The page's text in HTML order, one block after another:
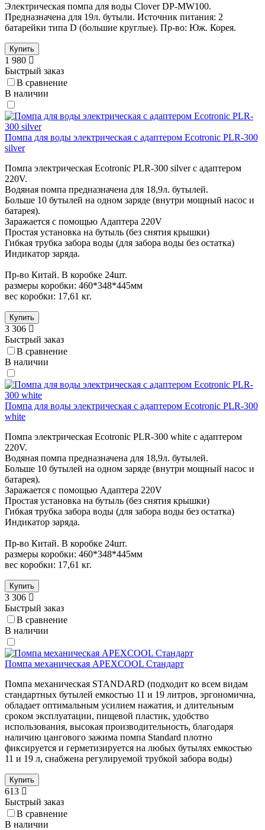
Электрическая помпа для воды Clover DP-MW100.
Предназначена для 19л. бутыли. Источник питания: 2
батарейки типа D (большие круглые). Пр-во: Юж. Корея.
Купить
1 980
Быстрый заказ
В сравнение
В наличии
Помпа для воды электрическая с адаптером Ecotronic PLR-300
silver
Помпа электрическая Ecotronic PLR-300 silver с адаптером
220V.
Водяная помпа предназначена для 18,9л. бутылей.
Больше 10 бутылей на одном заряде (внутри мощный насос и
батарея).
Заражается с помощью Адаптера 220V
Простая установка на бутыль (без снятия крышки)
Гибкая трубка забора воды (для забора воды без остатка)
Индикатор заряда.
Пр-во Китай. В коробке 24шт.
размеры коробки: 460*348*445мм
вес коробки: 17,61 кг.
Купить
3 306
Быстрый заказ
В сравнение
В наличии
Помпа для воды электрическая с адаптером Ecotronic PLR-300
white
Помпа электрическая Ecotronic PLR-300 white с адаптером
220V.
Водяная помпа предназначена для 18,9л. бутылей.
Больше 10 бутылей на одном заряде (внутри мощный насос и
батарея).
Заражается с помощью Адаптера 220V
Простая установка на бутыль (без снятия крышки)
Гибкая трубка забора воды (для забора воды без остатка)
Индикатор заряда.
Пр-во Китай. В коробке 24шт.
размеры коробки: 460*348*445мм
вес коробки: 17,61 кг.
Купить
3 306
Быстрый заказ
В сравнение
В наличии
Помпа механическая APEXCOOL Стандарт
Помпа механическая STANDARD (подходит ко всем видам
стандартных бутылей емкостью 11 и 19 литров, эргономична,
обладает оптимальным усилием нажатия, и длительным
сроком эксплуатации, пищевой пластик, удобство
использования, высокая производительность, благодаря
наличию цангового зажима помпа Standard плотно
фиксируется и герметизируется на любых бутылях емкостью
11 и 19 л, снабжена регулируемой трубкой забора воды)
Купить
613
Быстрый заказ
В сравнение
В наличии